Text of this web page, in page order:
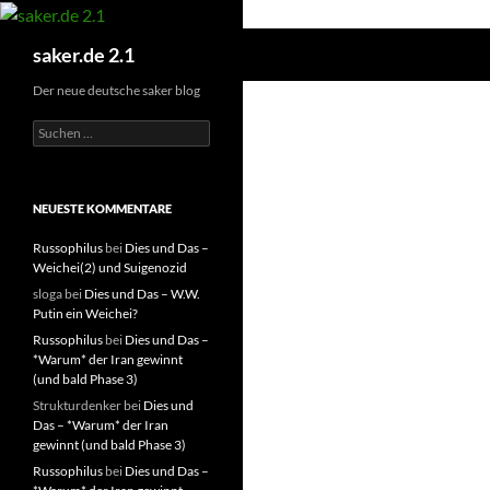
Zum
springen
saker.de 2.1
Der neue deutsche saker blog
S
u
e
a
c
h
:
NEUESTE KOMMENTARE
Russophilus bei Dies und Das –
Weichei(2) und Suigenozid
sloga bei Dies und Das – W.W.
Putin ein Weichei?
Russophilus bei Dies und Das –
*Warum* der Iran gewinnt
(und bald Phase 3)
Strukturdenker bei Dies und
Das – *Warum* der Iran
gewinnt (und bald Phase 3)
Russophilus bei Dies und Das –